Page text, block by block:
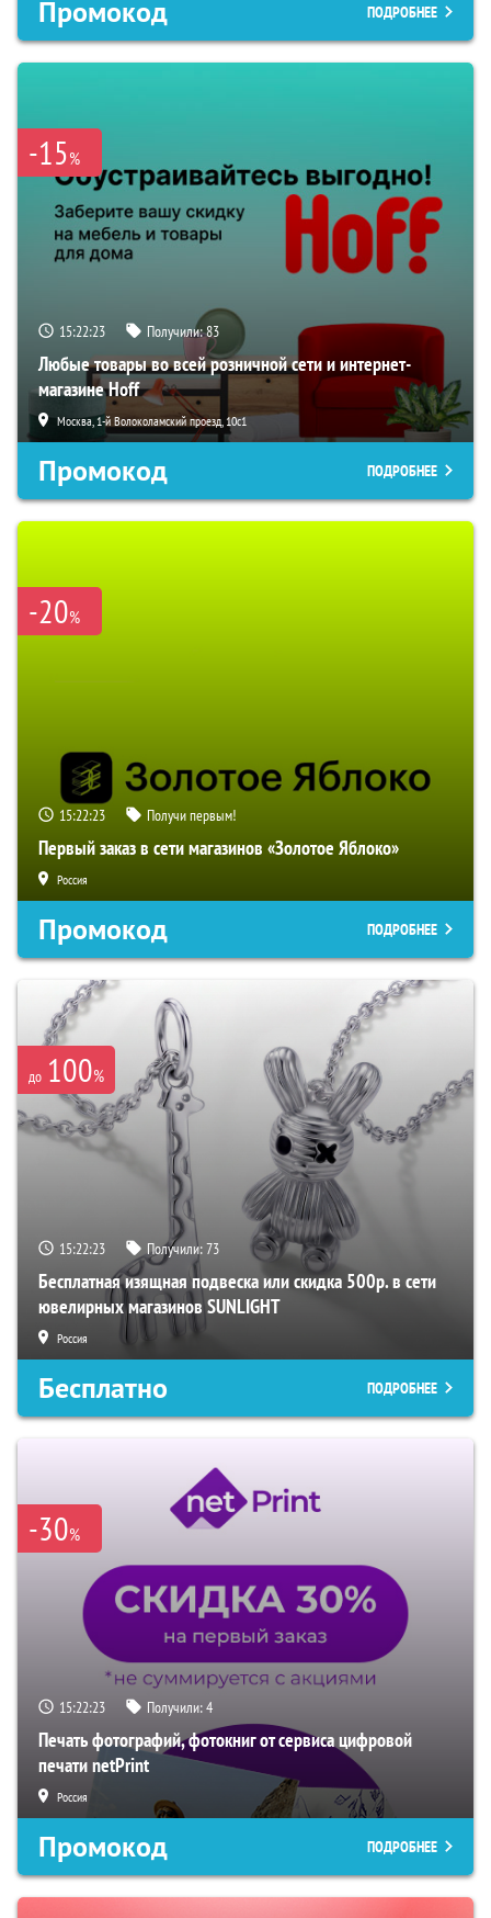
Промокод ПОДРОБНЕЕ
-15%
15:22:22 Получили:83
Любые товары во всей розничной сети и интернет-
магазине Hoff
Москва, 1-й Волоколамский проезд, 10с1
Промокод ПОДРОБНЕЕ
-20%
15:22:22 Получи первым!
Первый заказ в сети магазинов «Золотое Яблоко»
Россия
Промокод ПОДРОБНЕЕ
до 100%
15:22:22 Получили:73
Бесплатная изящная подвеска или скидка 500р. в сети
ювелирных магазинов SUNLIGHT
Россия
Бесплатно ПОДРОБНЕЕ
-30%
15:22:22 Получили:4
Печать фотографий, фотокниг от сервиса цифровой
печати netPrint
Россия
Промокод ПОДРОБНЕЕ